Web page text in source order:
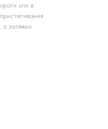
или в
а затяжки